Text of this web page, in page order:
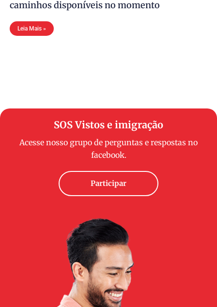
caminhos disponíveis no momento
Leia Mais »
SOS Vistos e imigração
Acesse nosso grupo de perguntas e respostas no
facebook.
Participar